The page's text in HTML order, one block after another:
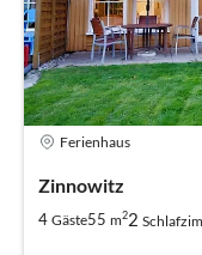
Ferienhaus
Zinnowitz
4 Gäste55 m22